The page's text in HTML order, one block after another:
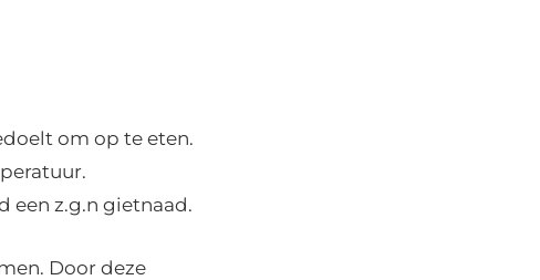
om op te eten.
een z.g.n gietnaad.
Door deze